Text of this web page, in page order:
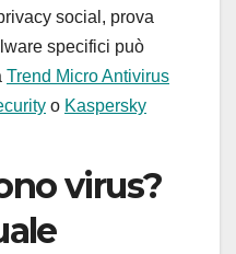
social, prova
specifici può
Trend Micro Antivirus
o Kaspersky
virus?